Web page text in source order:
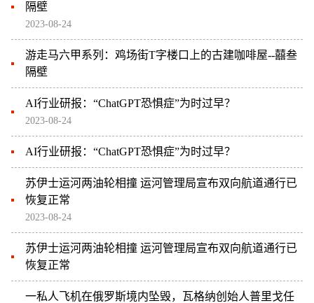
隔壁
2023-08-24
游走马六甲系列：鸡场街T字楼口上的古建咖啡屋--囍叁
隔壁
AI行业研报：“ChatGPT恐惧症”为时过早？
2023-08-24
AI行业研报：“ChatGPT恐惧症”为时过早？
苏伊士运河两油轮相撞 运河管理局宣布双向航道通行已
恢复正常
2023-08-24
苏伊士运河两油轮相撞 运河管理局宣布双向航道通行已
恢复正常
一私人飞机在俄罗斯境内坠毁，瓦格纳创始人普里戈任